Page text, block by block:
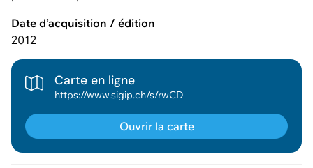
Date d’acquisition / édition
2012
Carte en ligne
https://www.sigip.ch/s/rwCD
Ouvrir la carte